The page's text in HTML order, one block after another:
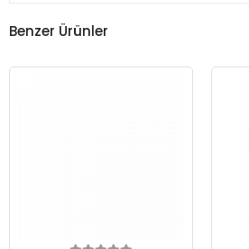
Benzer Ürünler